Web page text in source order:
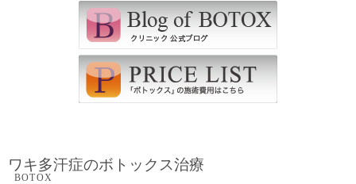
ワキ多汗症のボトックス治療
BOTOX